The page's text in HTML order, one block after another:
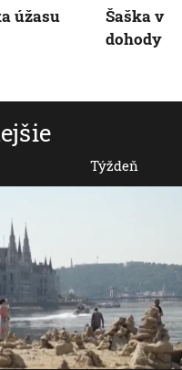
Týždeň
úžasu
Šaška v
dohody